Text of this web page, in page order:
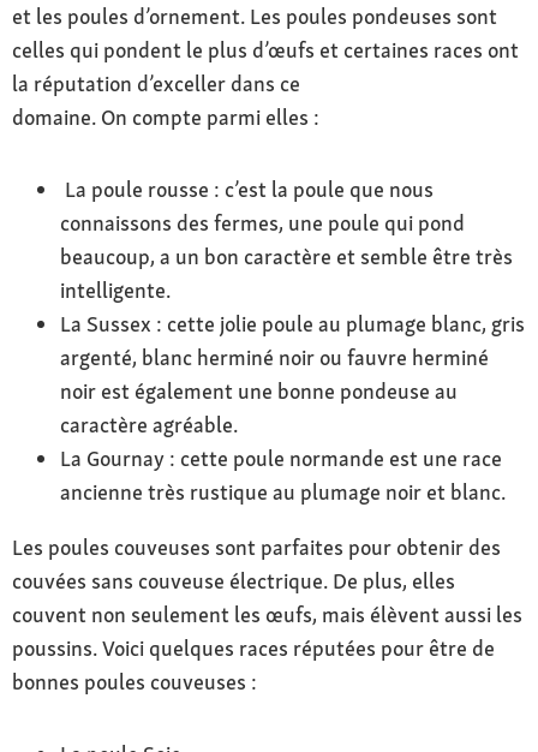
et les poules d’ornement. Les poules pondeuses sont
celles qui pondent le plus d’œufs et certaines races ont
la réputation d’exceller dans ce
domaine. On compte parmi elles :
La poule rousse : c’est la poule que nous
connaissons des fermes, une poule qui pond
beaucoup, a un bon caractère et semble être très
intelligente.
La Sussex : cette jolie poule au plumage blanc, gris
argenté, blanc herminé noir ou fauvre herminé
noir est également une bonne pondeuse au
caractère agréable.
La Gournay : cette poule normande est une race
ancienne très rustique au plumage noir et blanc.
Les poules couveuses sont parfaites pour obtenir des
couvées sans couveuse électrique. De plus, elles
couvent non seulement les œufs, mais élèvent aussi les
poussins. Voici quelques races réputées pour être de
bonnes poules couveuses :